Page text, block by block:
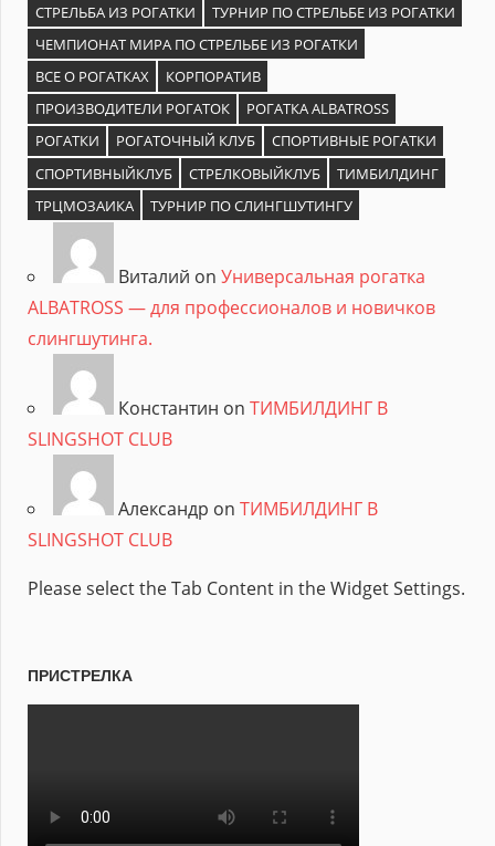
СТРЕЛЬБА ИЗ РОГАТКИ
ТУРНИР ПО СТРЕЛЬБЕ ИЗ РОГАТКИ
ЧЕМПИОНАТ МИРА ПО СТРЕЛЬБЕ ИЗ РОГАТКИ
ВСЕ О РОГАТКАХ
КОРПОРАТИВ
ПРОИЗВОДИТЕЛИ РОГАТОК
РОГАТКА ALBATROSS
РОГАТКИ
РОГАТОЧНЫЙ КЛУБ
СПОРТИВНЫЕ РОГАТКИ
СПОРТИВНЫЙКЛУБ
СТРЕЛКОВЫЙКЛУБ
ТИМБИЛДИНГ
ТРЦМОЗАИКА
ТУРНИР ПО СЛИНГШУТИНГУ
Виталий on Универсальная рогатка
ALBATROSS — для профессионалов и новичков
слингшутинга.
Константин on ТИМБИЛДИНГ В
SLINGSHOT CLUB
Александр on ТИМБИЛДИНГ В
SLINGSHOT CLUB
Please select the Tab Content in the Widget Settings.
ПРИСТРЕЛКА